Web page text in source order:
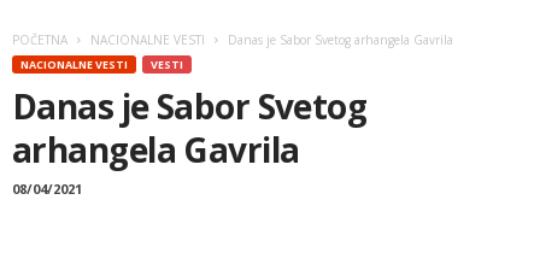
POČETNA NACIONALNE VESTI Danas je Sabor Svetog arhangela Gavrila
NACIONALNE VESTI VESTI
Danas je Sabor Svetog
arhangela Gavrila
08/04/2021